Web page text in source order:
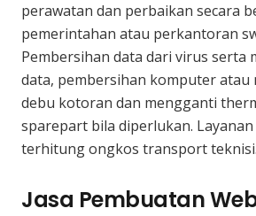
perawatan dan perbaikan secara
pemerintahan atau perkantoran
Pembersihan data dari virus serta
data, pembersihan komputer atau
debu kotoran dan mengganti
sparepart bila diperlukan.
terhitung ongkos transport teknisi.
Jasa Pembuatan